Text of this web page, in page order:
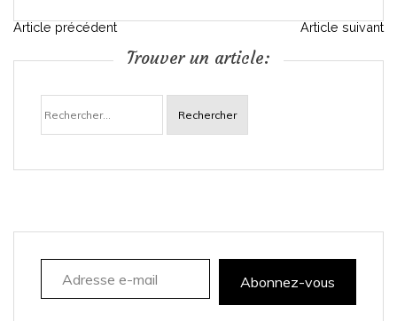
N
i
a
Article précédent Article suivant
Trouver un article:
Rechercher :
Adresse e-mail
Abonnez-vous